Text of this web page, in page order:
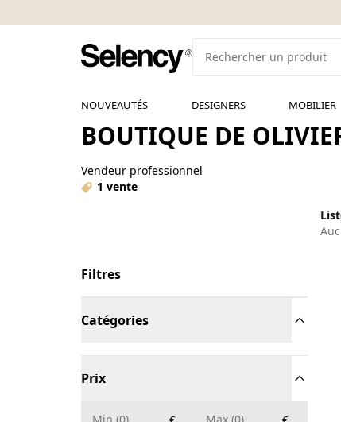
NOUVEAUTÉS DESIGNERS MOBILIER
BOUTIQUE DE
Vendeur professionnel
1 vente
Filtres
Catégories
Prix